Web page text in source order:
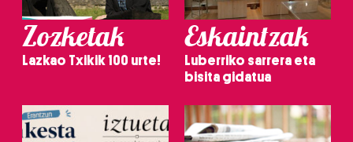
Zozketak
Lazkao Txikik 100 urte!
Eskaintzak
Luberriko sarrera eta
bisita gidatua